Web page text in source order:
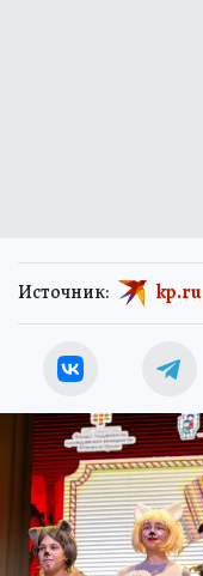
Источник: kp.ru